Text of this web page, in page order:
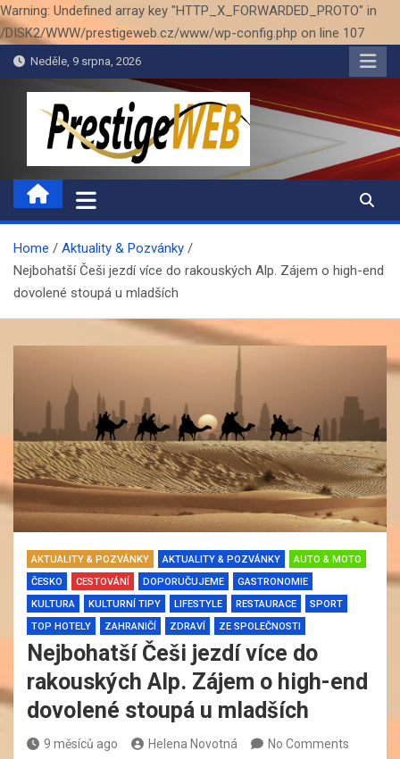
Warning: Undefined array key "HTTP_X_FORWARDED_PROTO" in
/DISK2/WWW/prestigeweb.cz/www/wp-config.php on line 107
Skip
to
Neděle, 9 srpna, 2026
PrestigeWEB
Home
Aktuality & Pozvánky
Nejbohatší Češi jezdí více do rakouských Alp. Zájem o high-end
dovolené stoupá u mladších
AKTUALITY & POZVÁNKY AKTUALITY & POZVÁNKY
AUTO & MOTO
ČESKO
CESTOVÁNÍ DOPORUČUJEME
GASTRONOMIE
KULTURA
KULTURNÍ TIPY LIFESTYLE RESTAURACE
SPORT
TOP HOTELY
ZAHRANIČÍ ZDRAVÍ ZE SPOLEČNOSTI
Nejbohatší Češi jezdí více do
rakouských Alp. Zájem o high-end
dovolené stoupá u mladších
9 měsíců ago Helena Novotná No Comments